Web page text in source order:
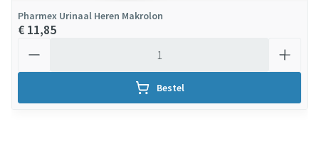
Pharmex Urinaal Heren Makrolon
€ 11,85
Bestel